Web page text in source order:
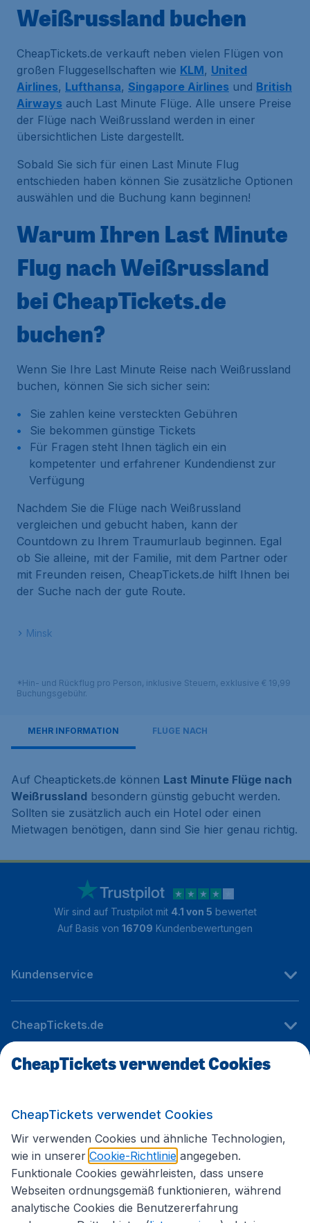
Weißrussland buchen
CheapTickets.de verkauft neben vielen Flügen von
großen Fluggesellschaften wie KLM, United
Airlines, Lufthansa, Singapore Airlines und British
Airways auch Last Minute Flüge. Alle unsere Preise
der Flüge nach Weißrussland werden in einer
übersichtlichen Liste dargestellt.
Sobald Sie sich für einen Last Minute Flug
entschieden haben können Sie zusätzliche Optionen
auswählen und die Buchung kann beginnen!
Warum Ihren Last Minute
Flug nach Weißrussland
bei CheapTickets.de
buchen?
Wenn Sie Ihre Last Minute Reise nach Weißrussland
buchen, können Sie sich sicher sein:
Sie zahlen keine versteckten Gebühren
Sie bekommen günstige Tickets
Für Fragen steht Ihnen täglich ein ein
kompetenter und erfahrener Kundendienst zur
Verfügung
Nachdem Sie die Flüge nach Weißrussland
vergleichen und gebucht haben, kann der
Countdown zu Ihrem Traumurlaub beginnen. Egal
ob Sie alleine, mit der Familie, mit dem Partner oder
mit Freunden reisen, CheapTickets.de hilft Ihnen bei
der Suche nach der gute Route.
Minsk
*Hin- und Rückflug pro Person, inklusive Steuern, exklusive € 19,99
Buchungsgebühr.
MEHR INFORMATION FLÜGE NACH
Auf Cheaptickets.de können Last Minute Flüge nach
Weißrussland besondern günstig gebucht werden.
Sollten sie zusätzlich auch ein Hotel oder einen
Mietwagen benötigen, dann sind Sie hier genau richtig.
Wir sind auf Trustpilot mit 4.1 von 5 bewertet
Auf Basis von 16709 Kundenbewertungen
Kundenservice
CheapTickets.de
Internationale Webseiten
Folgen Sie uns:
CheapTickets verwendet Cookies
CheapTickets verwendet Cookies
Wir verwenden Cookies und ähnliche Technologien,
wie in unserer Cookie-Richtlinie angegeben.
Funktionale Cookies gewährleisten, dass unsere
Webseiten ordnungsgemäß funktionieren, während
analytische Cookies die Benutzererfahrung